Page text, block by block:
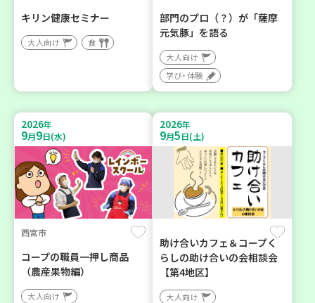
キリン健康セミナー
大人向け 食
部門のプロ（？）が「薩摩
元気豚」を語る
大人向け
学び・体験
2026年
9月9日(水)
西宮市
コープの職員一押し商品
（農産果物編）
大人向け
2026年
9月5日(土)
助け合いカフェ＆コープく
らしの助け合いの会相談会
【第4地区】
大人向け